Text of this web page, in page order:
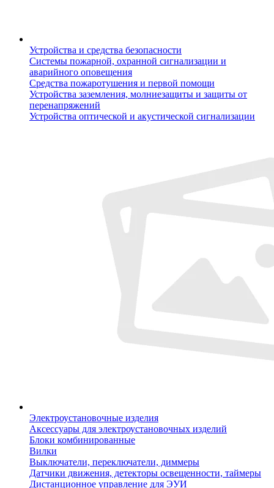
Устройства и средства безопасности
Системы пожарной, охранной сигнализации и
аварийного оповещения
Средства пожаротушения и первой помощи
Устройства заземления, молниезащиты и защиты от
перенапряжений
Устройства оптической и акустической сигнализации
Электроустановочные изделия
Аксессуары для электроустановочных изделий
Блоки комбинированные
Вилки
Выключатели, переключатели, диммеры
Датчики движения, детекторы освещенности, таймеры
Дистанционное управление для ЭУИ